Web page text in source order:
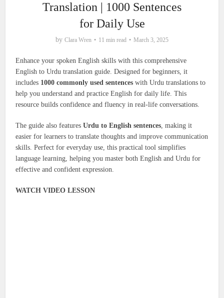
Translation | 1000 Sentences
for Daily Use
by Clara Wren 11 min read March 3, 2025
Enhance your spoken English skills with this comprehensive
English to Urdu translation guide. Designed for beginners, it
includes 1000 commonly used sentences with Urdu translations to
help you understand and practice English for daily life. This
resource builds confidence and fluency in real-life conversations.
The guide also featuresUrdu to English sentences, making it
easier for learners to translate thoughts and improve communication
skills. Perfect for everyday use, this practical tool simplifies
language learning, helping you master both English and Urdu for
effective and confident expression.
WATCH VIDEO LESSON